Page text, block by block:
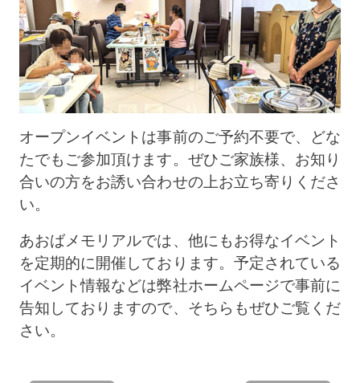
オープンイベントは事前のご予約不要で、どな
たでもご参加頂けます。ぜひご家族様、お知り
合いの方をお誘い合わせの上お立ち寄りくださ
い。
あおばメモリアルでは、他にもお得なイベント
を定期的に開催しております。予定されている
イベント情報などは弊社ホームページで事前に
告知しておりますので、そちらもぜひご覧くだ
さい。